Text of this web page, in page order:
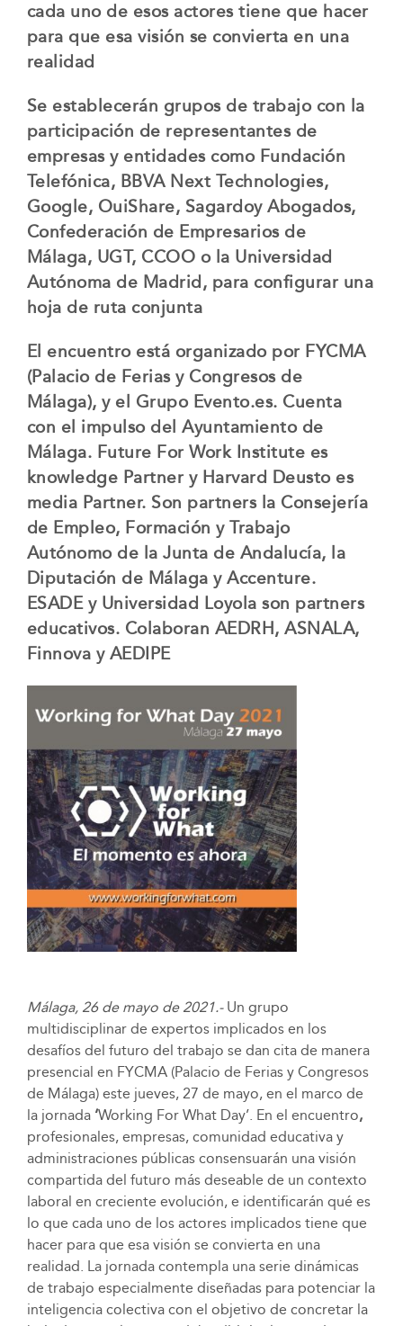
cada uno de esos actores tiene que hacer
para que esa visión se convierta en una
realidad
Se establecerán grupos de trabajo con la
participación de representantes de
empresas y entidades como Fundación
Telefónica, BBVA Next Technologies,
Google, OuiShare, Sagardoy Abogados,
Confederación de Empresarios de
Málaga, UGT, CCOO o la Universidad
Autónoma de Madrid, para configurar una
hoja de ruta conjunta
El encuentro está organizado por FYCMA
(Palacio de Ferias y Congresos de
Málaga), y el Grupo Evento.es. Cuenta
con el impulso del Ayuntamiento de
Málaga. Future For Work Institute es
knowledge Partner y Harvard Deusto es
media Partner. Son partners la Consejería
de Empleo, Formación y Trabajo
Autónomo de la Junta de Andalucía, la
Diputación de Málaga y Accenture.
ESADE y Universidad Loyola son partners
educativos. Colaboran AEDRH, ASNALA,
Finnova y AEDIPE
Málaga, 26 de mayo de 2021.- Un grupo
multidisciplinar de expertos implicados en los
desafíos del futuro del trabajo se dan cita de manera
presencial en FYCMA (Palacio de Ferias y Congresos
de Málaga) este jueves, 27 de mayo, en el marco de
la jornada ‘Working For What Day’. En el encuentro,
profesionales, empresas, comunidad educativa y
administraciones públicas consensuarán una visión
compartida del futuro más deseable de un contexto
laboral en creciente evolución, e identificarán qué es
lo que cada uno de los actores implicados tiene que
hacer para que esa visión se convierta en una
realidad. La jornada contempla una serie dinámicas
de trabajo especialmente diseñadas para potenciar la
inteligencia colectiva con el objetivo de concretar la